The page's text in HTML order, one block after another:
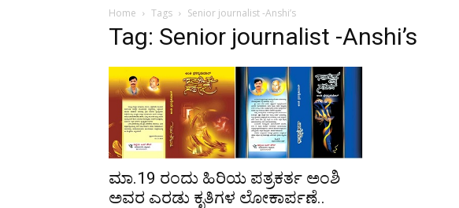
Home Tags Senior journalist -Anshi’s
Tag: Senior journalist -Anshi’s
ಮಾ.19 ರಂದು ಹಿರಿಯ ಪತ್ರಕರ್ತ ಅಂಶಿ
ಅವರ ಎರಡು ಕೃತಿಗಳ ಲೋಕಾರ್ಪಣೆ..